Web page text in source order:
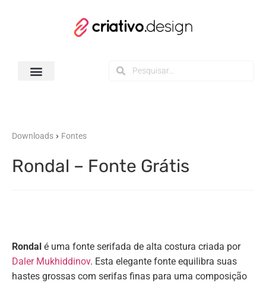
Downloads › Fontes
Rondal – Fonte Grátis
Rondal é uma fonte serifada de alta costura criada por
Daler Mukhiddinov. Esta elegante fonte equilibra suas
hastes grossas com serifas finas para uma composição